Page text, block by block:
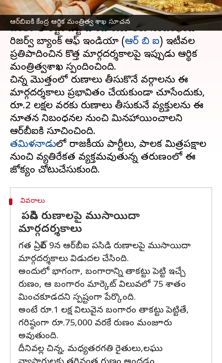
ఆర్‌బిఐకి కేంద్ర ఆర్థిక మంత్రిత్వ శాఖ సూచన
ఈ వార్తాకథనం ఏంటి
బంగారంతాకట్టు పెట్టి పొందే రుణాలకు సంబంధించి
రిజర్వ్ బ్యాంక్ ఆఫ్ ఇండియా (ఆర్‌ బి ఐ) ఇటీవల
ప్రతిపాదించిన కొత్త మార్గదర్శకాలపై ఇప్పుడు ఆర్థిక
మంత్రిత్వశాఖ స్పందించింది.
చిన్న మొత్తంలో రుణాలు తీసుకొనే వర్గాలను ఈ
మార్గదర్శకాలు ప్రభావితం చేయకుండా చూసేందుకు,
రూ.2 లక్షల వరకు రుణాలు తీసుకునే వ్యక్తులను ఈ
నూతన నిబంధనల నుంచి మినహాయించాలని
తమిళనాడులో రాజకీయ పార్టీలు, పాలక మిత్రపక్షాల
నుంచి వ్యతిరేకత వ్యక్తమవుతున్న తరుణంలో ఈ
వివరాలు
పసిడి రుణాలపై ముసాయిదా
మార్గదర్శకాలు
గత ఏప్రిల్ 9న ఆర్‌బీఐ పసిడి రుణాలపై ముసాయిదా
మార్గదర్శకాలు విడుదల చేసింది.
అందులో భాగంగా, బంగారాన్ని తాకట్టు పెట్టి ఇచ్చే
రుణం, ఆ బంగారం మార్కెట్ విలువలో 75 శాతం
మించకూడదని స్పష్టంగా పేర్కొంది.
అంటే రూ.1 లక్ష విలువైన బంగారం తాకట్టు పెట్టితే,
గరిష్ఠంగా రూ.75,000 వరకే రుణం మంజూరు
అవుతుంది.
దీనివల్ల చిన్న, మధ్యతరగతి రైతులు,లఘు